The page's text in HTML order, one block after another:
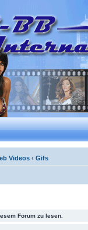
Videos ‹ Gifs
Forum zu lesen.